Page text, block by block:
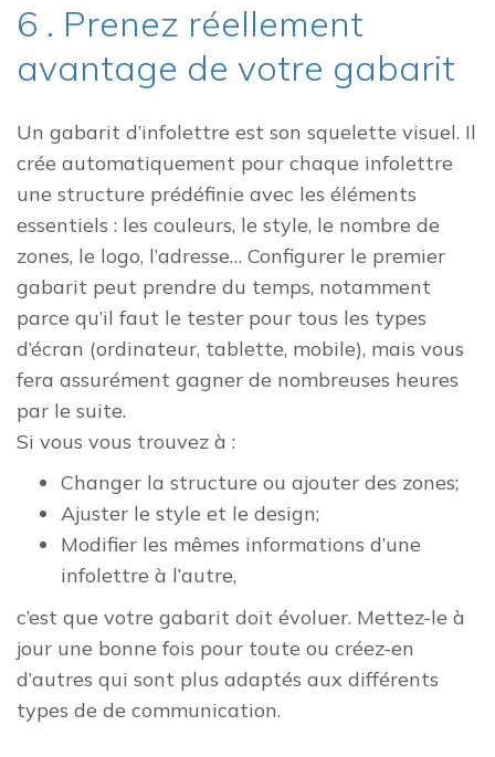
6 . Prenez réellement
avantage de votre gabarit
Un gabarit d’infolettre est son squelette visuel. Il
crée automatiquement pour chaque infolettre
une structure prédéfinie avec les éléments
essentiels : les couleurs, le style, le nombre de
zones, le logo, l’adresse… Configurer le premier
gabarit peut prendre du temps, notamment
parce qu’il faut le tester pour tous les types
d’écran (ordinateur, tablette, mobile), mais vous
fera assurément gagner de nombreuses heures
par le suite.
Si vous vous trouvez à :
Changer la structure ou ajouter des zones;
Ajuster le style et le design;
Modifier les mêmes informations d’une
infolettre à l’autre,
c’est que votre gabarit doit évoluer. Mettez-le à
jour une bonne fois pour toute ou créez-en
d’autres qui sont plus adaptés aux différents
types de de communication.